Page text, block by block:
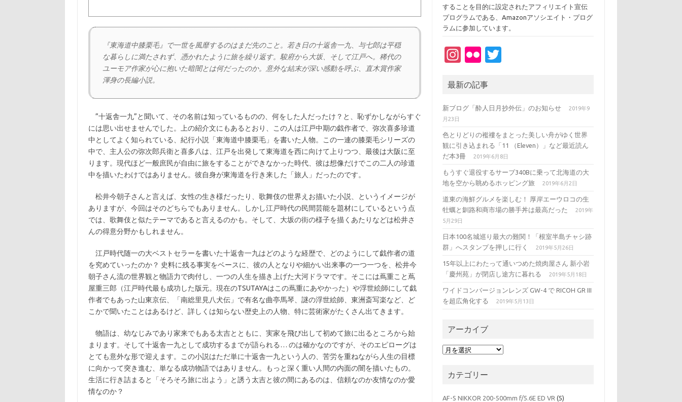
『東海道中膝栗毛』で一世を風靡するのはまだ先のこと。若き日の十返舎一九、与七郎は平穏
な暮らしに満たされず、憑かれたように旅を繰り返す。駿府から大坂、そして江戸へ。稀代の
ユーモア作家が心に抱いた暗闇とは何だったのか。意外な結末が深い感動を呼ぶ、直木賞作家
渾身の長編小説。
”十返舎一九”と聞いて、その名前は知っているものの、何をした人だったけ？と、恥ずかしながらすぐ
には思い出せませんでした。上の紹介文にもあるとおり、この人は江戸中期の戯作者で、弥次喜多珍道
中としてよく知られている、紀行小説「東海道中膝栗毛」を書いた人物。この一連の膝栗毛シリーズの
中で、主人公の弥次郎兵衛と喜多八は、江戸を出発して東海道を西に向けて上りつつ、最後は大阪に至
ります。現代ほど一般庶民が自由に旅をすることができなかった時代、彼は想像だけでこの二人の珍道
中を描いたわけではありません。彼自身が東海道を行き来した「旅人」だったのです。
松井今朝子さんと言えば、女性の生き様だったり、歌舞伎の世界えお描いた小説、というイメージが
ありますが、今回はそのどちらでもありません。しかし江戸時代の民間芸能を題材にしているという点
では、歌舞伎と似たテーマであると言えるのかも。そして、大坂の街の様子を描くあたりなどは松井さ
んの得意分野かもしれません。
江戸時代随一の大ベストセラーを書いた十返舎一九はどのような経歴で、どのようにして戯作者の道
を究めていったのか？ 史料に残る事実をベースに、彼の人となりや細かい出来事の一つ一つを、松井今
朝子さん流の世界観と物語力で肉付し、一つの人生を描き上げた大河ドラマです。そこには蔦重こと蔦
屋重三郎（江戸時代最も成功した版元。現在のTSUTAYAはこの蔦重にあやかった）や浮世絵師にして戯
作者でもあった山東京伝、「南総里見八犬伝」で有名な曲亭馬琴、謎の浮世絵師、東洲斎写楽など、ど
こかで聞いたことはあるけど、詳しくは知らない歴史上の人物、特に芸術家がたくさん出てきます。
物語は、幼なじみであり家来でもある太吉とともに、実家を飛び出して初めて旅に出るところから始
まります。そして十返舎一九として成功するまでが語られる… のは確かなのですが、そのエピローグは
とても意外な形で迎えます。この小説はただ単に十返舎一九という人の、苦労を重ねながら人生の目標
に向かって突き進む、単なる成功物語ではありません。もっと深く重い人間の内面の闇を描いたもの。
生活に行き詰まると「そろそろ旅に出よう」と誘う太吉と彼の間にあるのは、信頼なのか友情なのか愛
情なのか？
することを目的に設定されたアフィリエイト宣伝
プログラムである、Amazonアソシエイト・プログ
ラムに参加しています。
In
a
gr
m
Fl
kr
te
最新の記事
新ブログ「酔人日月抄外伝」のお知らせ
2019年9
月23日
色とりどりの襤褸をまとった美しい舟がゆく世界
観に引き込まれる「11 （Eleven）」など最近読ん
だ本3冊
2019年6月8日
もうすぐ退役するサーブ340Bに乗って北海道の大
地を空から眺めるホッピング旅
2019年6月2日
道東の海鮮グルメを楽しむ！ 厚岸エーウロコの生
牡蠣と釧路和商市場の勝手丼は最高だった
2019年
5月29日
日本100名城巡り最大の難関！「根室半島チャシ跡
群」へスタンプを押しに行く
2019年5月26日
15年以上にわたって通いつめた焼肉屋さん 新小岩
「慶州苑」が閉店し途方に暮れる
2019年5月18日
ワイドコンバージョンレンズ GW-4 で RICOH GR III
を超広角化する
2019年5月13日
アーカイブ
ア
イカテゴリー
AF-S NIKKOR 200-500mm f/5.6E ED VR (5)